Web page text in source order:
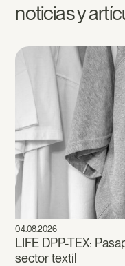
noticias y
04.08.2026
LIFE DPP-TEX:
sector textil